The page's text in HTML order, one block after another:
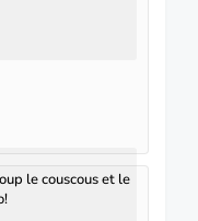
le couscous et le